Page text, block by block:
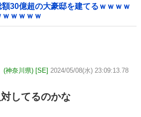
30億超の大豪邸を建てるｗｗｗｗ
ｗｗｗｗ
(神奈川県) [SE] 2024/05/08(水) 23:09:13.78
してるのかな